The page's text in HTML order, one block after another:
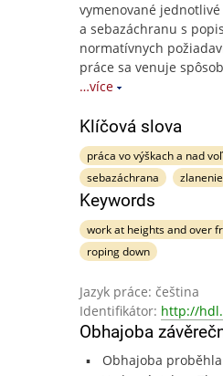
vymenované
a sebazáchranu s
normatívnych
práce sa venuje
…více
Klíčová slova
práca vo výškach a nad
sebazáchrana
zlanenie
Keywords
work at heights and over
roping down
Jazyk práce: čeština
Identifikátor: http://
Obhajoba
Obhajoba proběhla